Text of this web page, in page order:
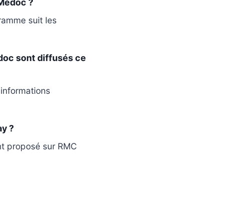
?
suit les
sont diffusés ce
?
proposé sur RMC